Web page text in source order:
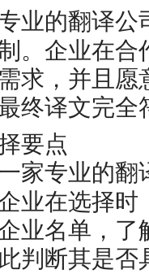
业的翻译公
。企业在
求，并且
终译文完全
要点
家专业的翻
业在选择
业名单，
判断其是否